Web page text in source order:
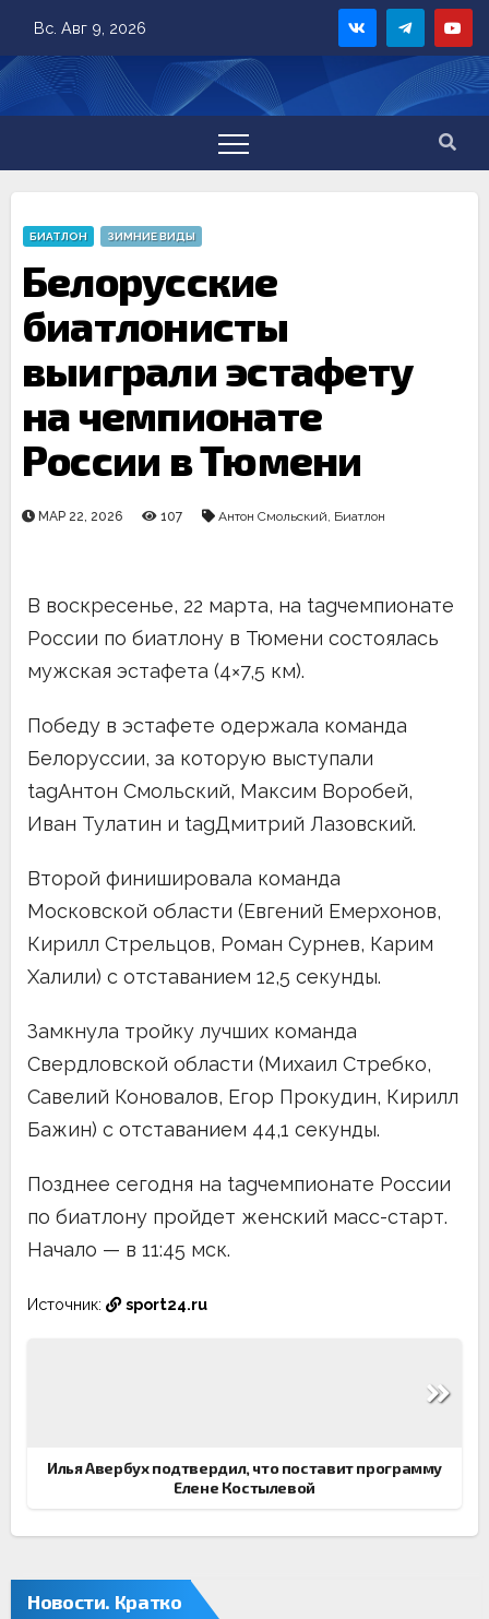
content
Вс. Авг 9, 2026
БИАТЛОН ЗИМНИЕ ВИДЫ
Белорусские
биатлонисты
выиграли эстафету
на чемпионате
России в Тюмени
МАР 22, 2026 107 Антон Смольский, Биатлон
В воскресенье, 22 марта, на tagчемпионате
России по биатлону в Тюмени состоялась
мужская эстафета (4×7,5 км).
Победу в эстафете одержала команда
Белоруссии, за которую выступали
tagАнтон Смольский, Максим Воробей,
Иван Тулатин и tagДмитрий Лазовский.
Второй финишировала команда
Московской области (Евгений Емерхонов,
Кирилл Стрельцов, Роман Сурнев, Карим
Халили) с отставанием 12,5 секунды.
Замкнула тройку лучших команда
Свердловской области (Михаил Стребко,
Савелий Коновалов, Егор Прокудин, Кирилл
Бажин) с отставанием 44,1 секунды.
Позднее сегодня на tagчемпионате России
по биатлону пройдет женский масс-старт.
Начало — в 11:45 мск.
Источник: sport24.ru
Илья Авербух подтвердил, что поставит программу
Елене Костылевой
Новости. Кратко